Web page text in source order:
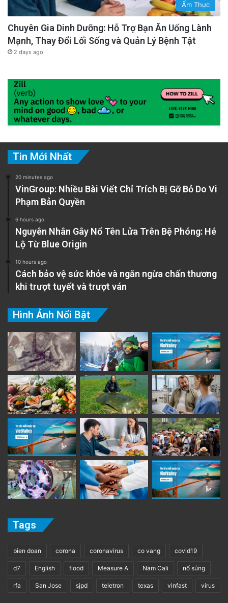
Ẩm Thực
Chuyên Gia Dinh Dưỡng: Hỗ Trợ Bạn Ăn Uống Lành
Mạnh, Thay Đổi Lối Sống và Quản Lý Bệnh Tật
2 days ago
Tin Mới Nhất
20 minutes ago
VinGroup: Nhiều Bài Viết Chỉ Trích Bị Gỡ Bỏ Do Vi
Phạm Bản Quyền
6 hours ago
Nguyên Nhân Gây Nổ Tên Lửa Trên Bệ Phóng: Hé
Lộ Từ Blue Origin
10 hours ago
Cách bảo vệ sức khỏe và ngăn ngừa chấn thương
khi trượt tuyết và trượt ván
Hình Ảnh Nổi Bật
Tags
bien doan corona coronavirus co vang covid19
d7 English flood Measure A Nam Cali nổ súng
rfa San Jose sjpd teletron texas vinfast virus